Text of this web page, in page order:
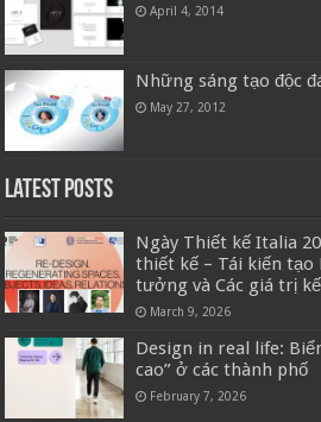
April 4, 2014
Những sáng tạo độc
May 27, 2012
Latest Posts
Ngày Thiết kế Italia
thiết kế – Tái kiến tạo
tưởng và Các giá trị
March 9, 2026
Design in real life:
cao” ở các thành phố
February 7, 2026